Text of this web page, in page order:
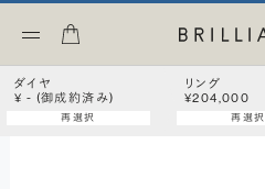
ダイヤ
¥ - (御成約済み)
再選択
リング
¥204,000
再選択